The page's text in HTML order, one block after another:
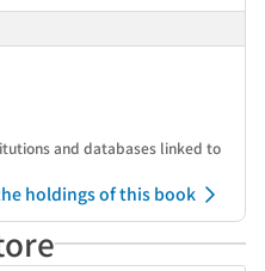
and databases linked to
holdings of this book